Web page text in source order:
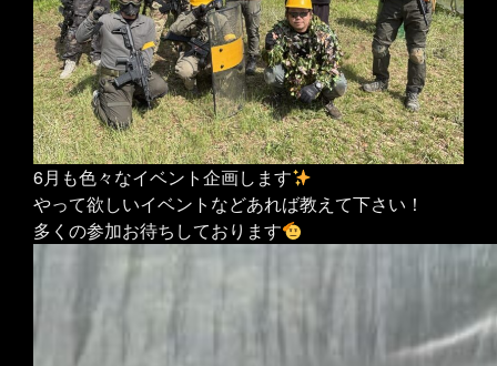
6月も色々なイベント企画します
やって欲しいイベントなどあれば教えて下さい！
多くの参加お待ちしております